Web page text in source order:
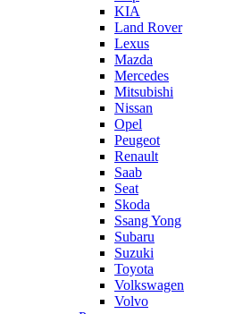
KIA
Land Rover
Lexus
Mazda
Mercedes
Mitsubishi
Nissan
Opel
Peugeot
Renault
Saab
Seat
Skoda
Ssang Yong
Subaru
Suzuki
Toyota
Volkswagen
Volvo